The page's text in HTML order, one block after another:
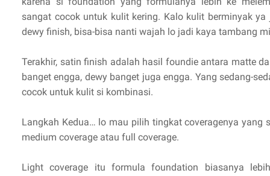
sangat cocok untuk kulit kering. Kalo kulit berminyak
dewy finish, bisa-bisa nanti wajah lo jadi kaya tambang
Terakhir, satin finish adalah hasil foundie antara matte
banget engga, dewy banget juga engga. Yang sedang-
cocok untuk kulit si kombinasi.
Langkah Kedua… lo mau pilih tingkat coveragenya yang
medium coverage atau full coverage.
Light coverage itu formula foundation biasanya